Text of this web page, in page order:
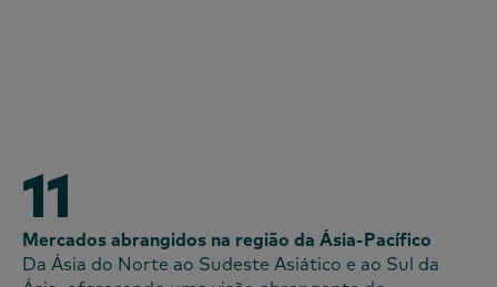
11
Mercados abrangidos na região da Ásia-Pacífico
Da Ásia do Norte ao Sudeste Asiático e ao Sul da